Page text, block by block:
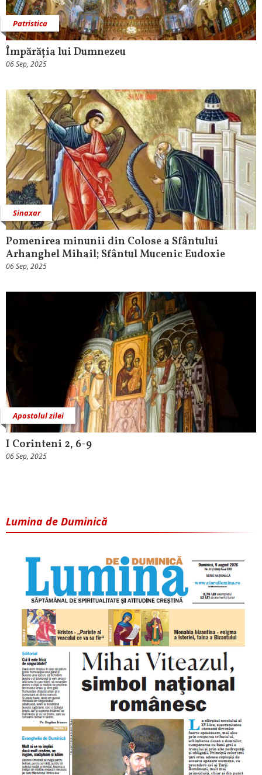
Patristica
Împărăția lui Dumnezeu
06 Sep, 2025
Sinaxar
Pomenirea minunii din Colose a Sfântului
Arhanghel Mihail; Sfântul Mucenic Eudoxie
06 Sep, 2025
Apostolul zilei
I Corinteni 2, 6-9
06 Sep, 2025
Lumina de Duminică